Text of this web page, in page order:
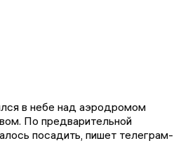
в небе над аэродромом
По предварительной
посадить, пишет телеграм-